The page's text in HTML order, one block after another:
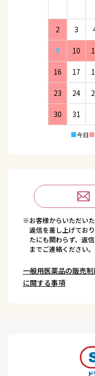
2 3
9 10
16 17
23 24
30 31
■今日■
※お客様からいただい
返信を差し上げてお
たにも関わらず、返
までご連絡ください。
一般用医薬品の販売
に関する事項